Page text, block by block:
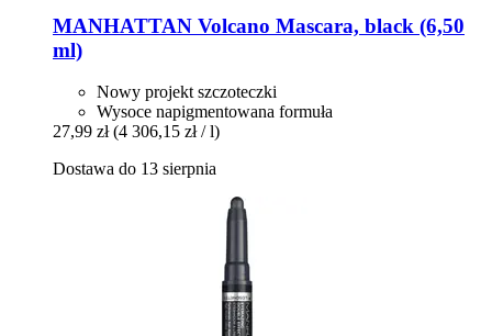
MANHATTAN Volcano Mascara, black (6,50
ml)
Nowy projekt szczoteczki
Wysoce napigmentowana formuła
27,99 zł (4 306,15 zł / l)
Dostawa do 13 sierpnia